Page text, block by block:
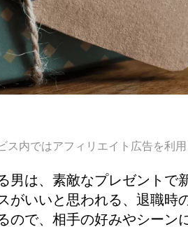
ス内ではアフィリエイト広告を利用
男は、素敵なプレゼントで
がいいと思われる、退職時
ので、相手の好みやシーン